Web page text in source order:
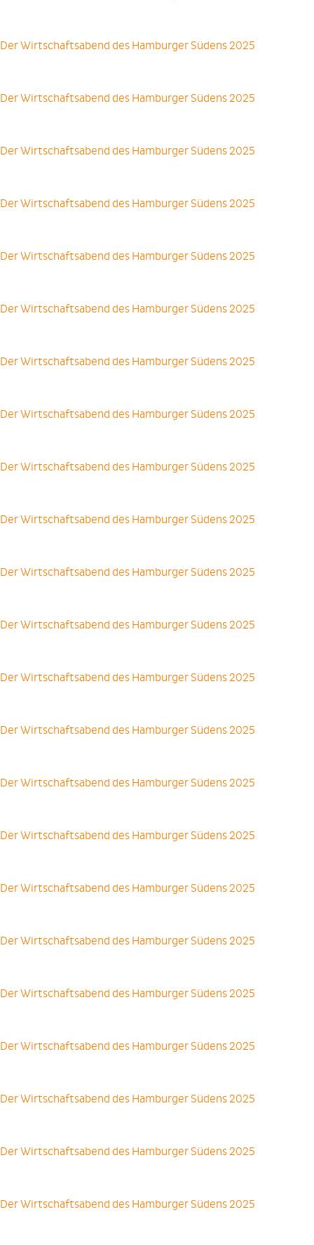
Der Wirtschaftsabend des Hamburger Südens 2025
Der Wirtschaftsabend des Hamburger Südens 2025
Der Wirtschaftsabend des Hamburger Südens 2025
Der Wirtschaftsabend des Hamburger Südens 2025
Der Wirtschaftsabend des Hamburger Südens 2025
Der Wirtschaftsabend des Hamburger Südens 2025
Der Wirtschaftsabend des Hamburger Südens 2025
Der Wirtschaftsabend des Hamburger Südens 2025
Der Wirtschaftsabend des Hamburger Südens 2025
Der Wirtschaftsabend des Hamburger Südens 2025
Der Wirtschaftsabend des Hamburger Südens 2025
Der Wirtschaftsabend des Hamburger Südens 2025
Der Wirtschaftsabend des Hamburger Südens 2025
Der Wirtschaftsabend des Hamburger Südens 2025
Der Wirtschaftsabend des Hamburger Südens 2025
Der Wirtschaftsabend des Hamburger Südens 2025
Der Wirtschaftsabend des Hamburger Südens 2025
Der Wirtschaftsabend des Hamburger Südens 2025
Der Wirtschaftsabend des Hamburger Südens 2025
Der Wirtschaftsabend des Hamburger Südens 2025
Der Wirtschaftsabend des Hamburger Südens 2025
Der Wirtschaftsabend des Hamburger Südens 2025
Der Wirtschaftsabend des Hamburger Südens 2025